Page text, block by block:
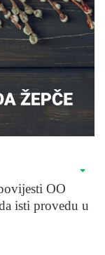
OO
isti provedu u